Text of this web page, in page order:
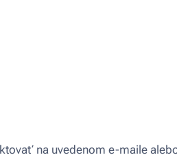
na uvedenom e-maile